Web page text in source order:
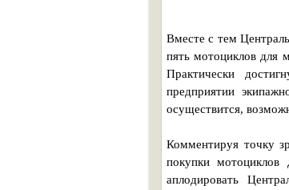
Вместе с тем
пять мотоциклов для
Практически
предприятии
осуществится,
Комментируя точку
покупки мотоциклов
аплодировать